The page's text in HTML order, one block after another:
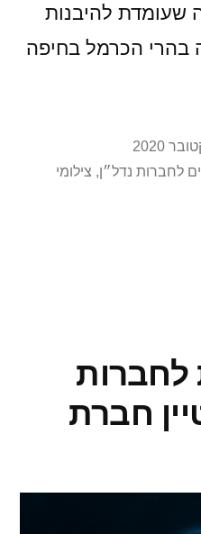
שעומדת להיבנות
בהרי הכרמל בחיפה
לחברות נדל״ן, צילומי
לחברות
חברת